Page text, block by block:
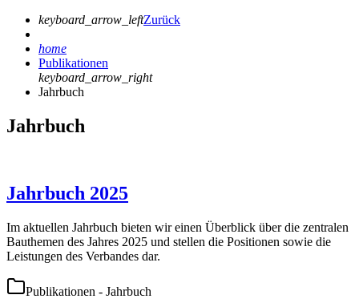
keyboard_arrow_leftZurück
home
Publikationen
keyboard_arrow_right
Jahrbuch
Jahrbuch
Jahrbuch 2025
Im aktuellen Jahrbuch bieten wir einen Überblick über die zentralen
Bauthemen des Jahres 2025 und stellen die Positionen sowie die
Leistungen des Verbandes dar.
Publikationen - Jahrbuch